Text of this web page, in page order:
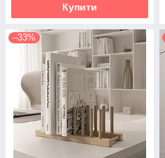
Купити
–33%